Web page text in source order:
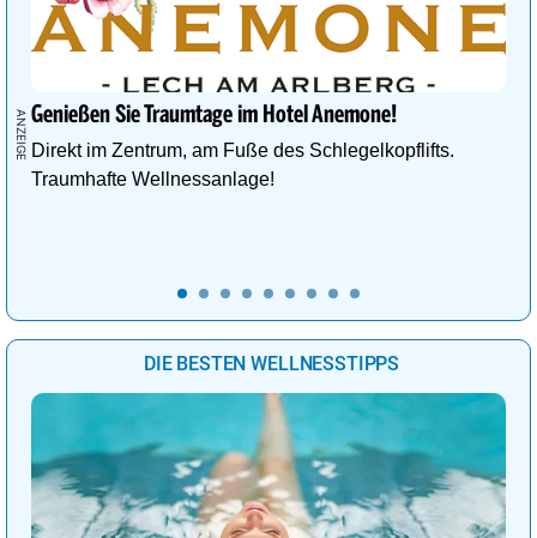
Genießen Sie Traumtage im Hotel Anemone!
Direkt im Zentrum, am Fuße des Schlegelkopflifts.
Traumhafte Wellnessanlage!
DIE BESTEN WELLNESSTIPPS